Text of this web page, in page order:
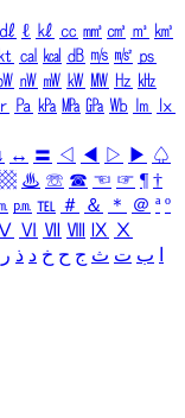
㎗ ℓ ㎘ ㏄ ㎣ ㎤ ㎥ ㎦
㏏ ㎈ ㎉ ㏈ ㎧ ㎨ ㎰
㎻ ㎽ ㎾ ㎿ ㎐ ㎑
㎩ ㎪ ㎫ ㎬ ㏝ ㏐
㏓
↔ 〓 ◁ ◀ ▷ ▶ ♤
♨ ☏ ☎ ☜ ☞ ¶ †
㏘ ℡ ＃ ＆ ＊ ＠ ª º
Ⅵ Ⅶ Ⅷ Ⅸ Ⅹ
ب ت ث ج ح خ د ذ ر